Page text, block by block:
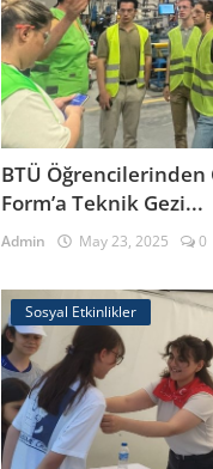
BTÜ
Form’a Teknik Gezi...
Admin May 23, 2025 0
Sosyal Etkinlikler